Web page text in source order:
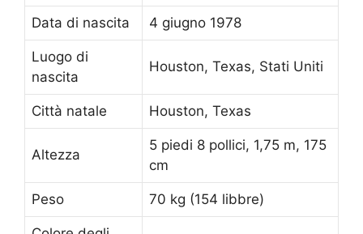
Data di nascita 4 giugno 1978
Luogo di
nascita
Houston, Texas, Stati Uniti
Città natale Houston, Texas
Altezza
5 piedi 8 pollici, 1,75 m, 175
cm
Peso 70 kg (154 libbre)